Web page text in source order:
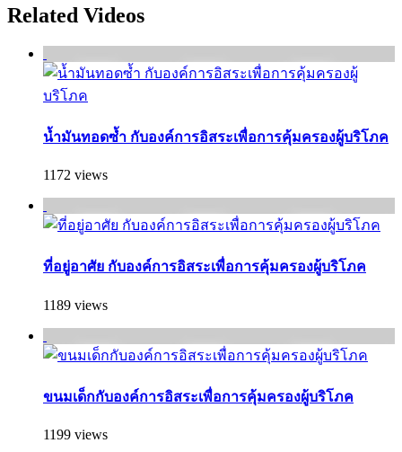
Related Videos
น้ำมันทอดซ้ำ กับองค์การอิสระเพื่อการคุ้มครองผู้บริโภค
1172 views
ที่อยู่อาศัย กับองค์การอิสระเพื่อการคุ้มครองผู้บริโภค
1189 views
ขนมเด็กกับองค์การอิสระเพื่อการคุ้มครองผู้บริโภค
1199 views